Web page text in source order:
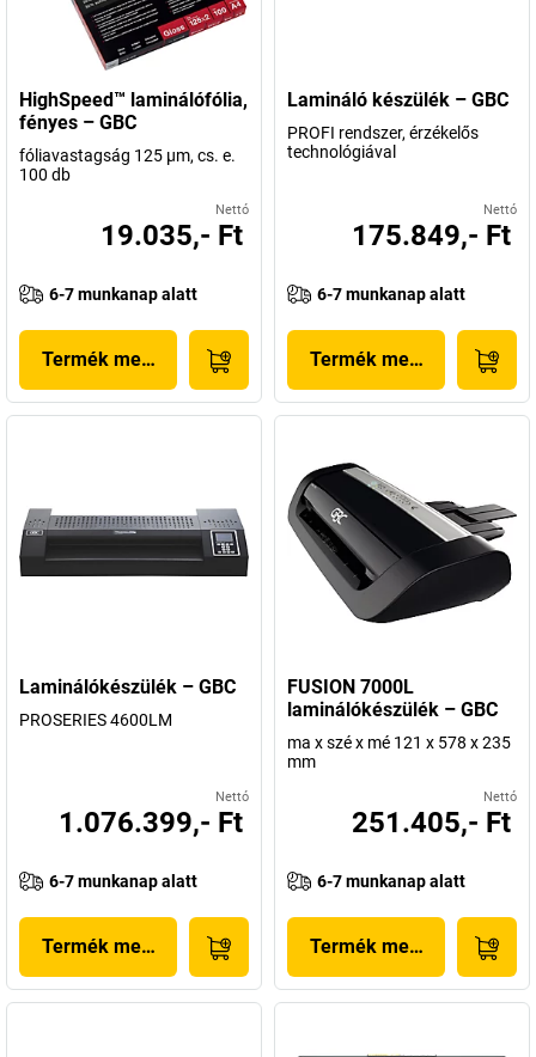
HighSpeed™ laminálófólia,
fényes – GBC
fóliavastagság 125 µm, cs. e.
100 db
Nettó
19.035,- Ft
6-7 munkanap alatt
Termék megjelenítése
Lamináló készülék – GBC
PROFI rendszer, érzékelős
technológiával
Nettó
175.849,- Ft
6-7 munkanap alatt
Termék megjelenítése
Laminálókészülék – GBC
PROSERIES 4600LM
Nettó
1.076.399,- Ft
6-7 munkanap alatt
Termék megjelenítése
FUSION 7000L
laminálókészülék – GBC
ma x szé x mé 121 x 578 x 235
mm
Nettó
251.405,- Ft
6-7 munkanap alatt
Termék megjelenítése